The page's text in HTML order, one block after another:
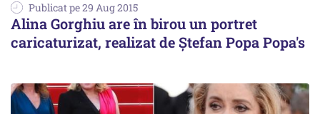
Publicat pe 29 Aug 2015
Alina Gorghiu are în birou un portret
caricaturizat, realizat de Ștefan Popa Popa's